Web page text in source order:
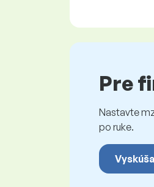
Pre
Nastavte
po ruke.